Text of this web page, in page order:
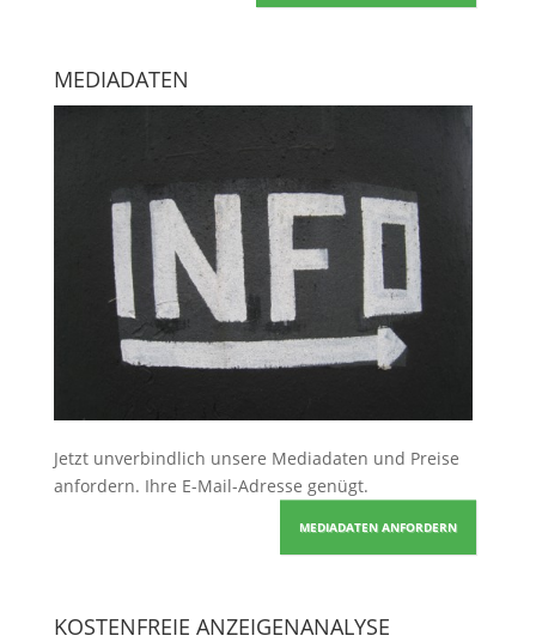
MEDIADATEN
Jetzt unverbindlich unsere Mediadaten und Preise
anfordern. Ihre E-Mail-Adresse genügt.
MEDIADATEN ANFORDERN
KOSTENFREIE ANZEIGENANALYSE